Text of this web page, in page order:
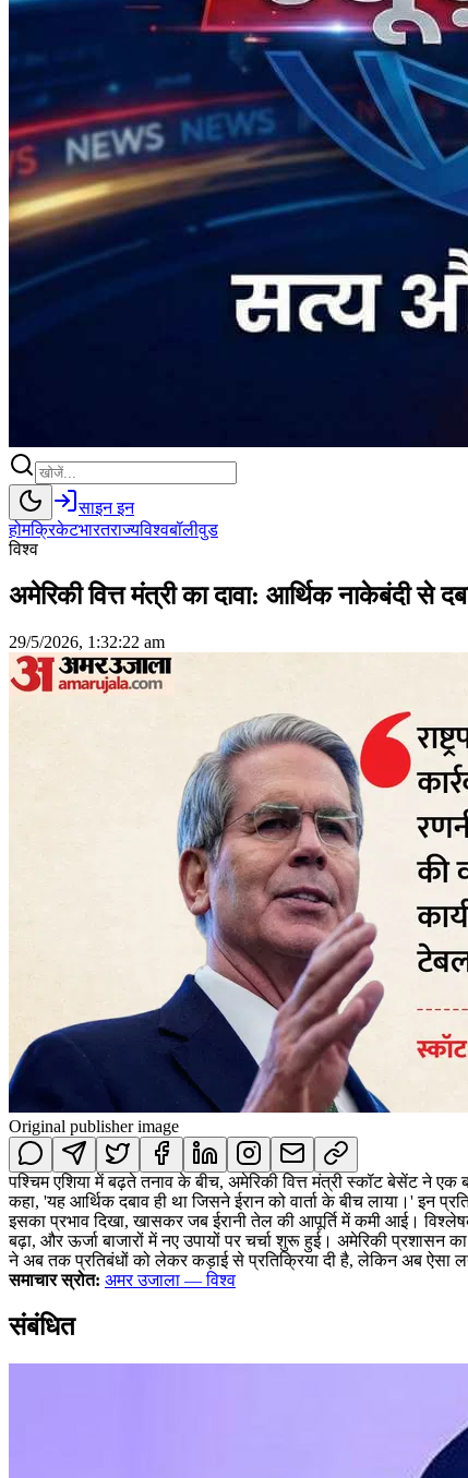
साइन इन
होमक्रिकेटभारतराज्यविश्वबॉलीवुड
विश्व
अमेरिकी वित्त मंत्री का दावा: आर्थिक नाकेबंदी से
29/5/2026, 1:32:22 am
Original publisher image
पश्चिम एशिया में बढ़ते तनाव के बीच, अमेरिकी वित्त मंत्री स्कॉट बेसेंट ने
कहा, 'यह आर्थिक दबाव ही था जिसने ईरान को वार्ता के बीच लाया।' इन
इसका प्रभाव दिखा, खासकर जब ईरानी तेल की आपूर्ति में कमी आई।
बढ़ा, और ऊर्जा बाजारों में नए उपायों पर चर्चा शुरू हुई। अमेरिकी प्रशासन
ने अब तक प्रतिबंधों को लेकर कड़ाई से प्रतिक्रिया दी है, लेकिन अब ऐसा
समाचार स्रोत: अमर उजाला — विश्व
संबंधित